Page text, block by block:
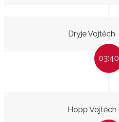
Dryje Vojtěch
03:40
Hopp Vojtěch